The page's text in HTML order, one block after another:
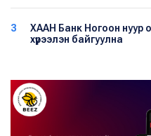
3
ХААН Банк Ногоон нуур
хүрээлэн байгуулна